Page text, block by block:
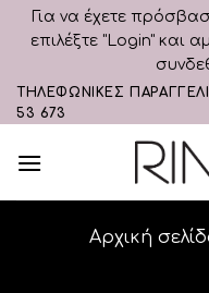
Για να έχετε
επιλέξτε "Login" και
Skip
to
ΤΗΛΕΦΩΝΙΚΕΣ
53 673
Αρχική